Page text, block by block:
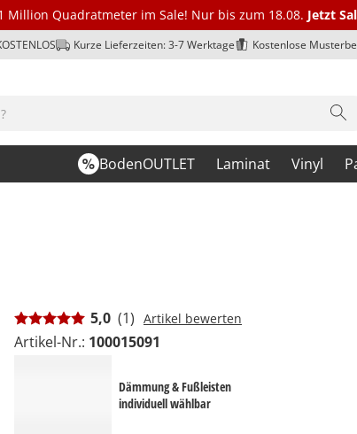
Million Quadratmeter im Sale! Nur bis zum 18.08. Jetzt
Kurze Lieferzeiten: 3-7 Werktage Kostenlose
BodenOUTLET Laminat Vinyl
5,0 (1) Artikel bewerten
Artikel-Nr.: 100015091
Dämmung & Fußleisten
individuell wählbar